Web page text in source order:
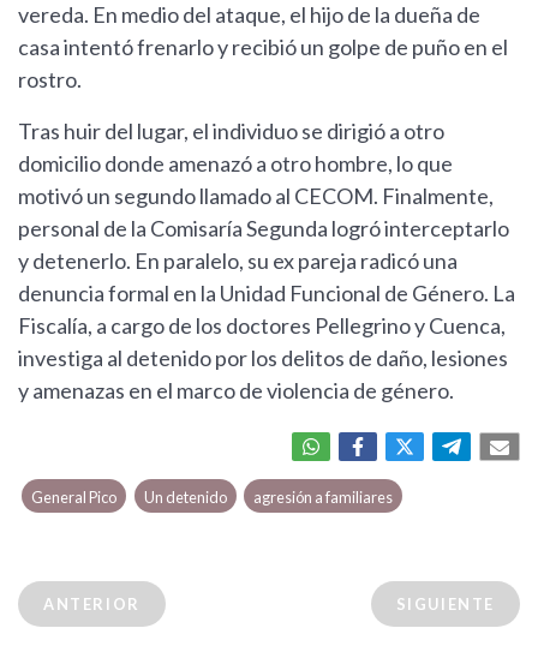
vereda. En medio del ataque, el hijo de la dueña de
casa intentó frenarlo y recibió un golpe de puño en el
rostro.
Tras huir del lugar, el individuo se dirigió a otro
domicilio donde amenazó a otro hombre, lo que
motivó un segundo llamado al CECOM. Finalmente,
personal de la Comisaría Segunda logró interceptarlo
y detenerlo. En paralelo, su ex pareja radicó una
denuncia formal en la Unidad Funcional de Género. La
Fiscalía, a cargo de los doctores Pellegrino y Cuenca,
investiga al detenido por los delitos de daño, lesiones
y amenazas en el marco de violencia de género.
General Pico Un detenido agresión a familiares
ANTERIOR SIGUIENTE